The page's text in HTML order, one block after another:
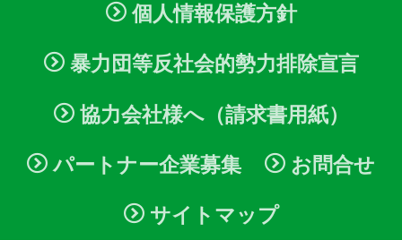
個人情報保護方針
暴力団等反社会的勢力排除宣言
協力会社様へ（請求書用紙）
パートナー企業募集 お問合せ
サイトマップ